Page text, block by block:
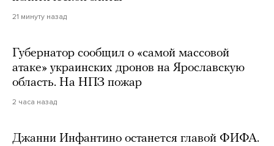
21 минуту назад
Губернатор сообщил о «самой массовой
атаке» украинских дронов на Ярославскую
область. На НПЗ пожар
2 часа назад
Джанни Инфантино останется главой ФИФА.